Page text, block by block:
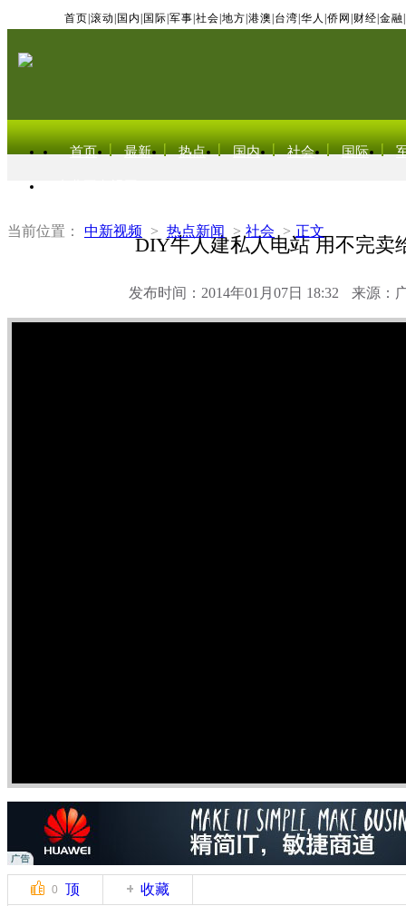
首页 滚动 国内 国际 军事 社会 地方 港澳 台湾 华人 侨网 财经 金融
首页 最新 热点 国内 社会 国际
当前位置： 中新视频 > 热点新闻 > 社会 > 正文
DIY牛人建私人电站 用不完卖
发布时间：2014年01月07日 18:32 来源：
0 顶 收藏